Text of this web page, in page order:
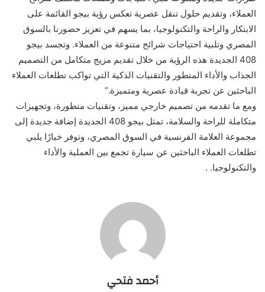
العملاء، وتقديم حلول تنقل عصرية تعكس رؤية بيجو القائمة على
الابتكار والراحة والتكنولوجيا، بما يسهم في تعزيز حضورنا بالسوق
المصري وتلبية احتياجات شرائح متنوعة من العملاء. وتجسد بيجو
408 الجديدة هذه الرؤية من خلال تقديم مزيج متكامل من التصميم
الجذاب والأداء المتطور والتقنيات الذكية التي تواكب تطلعات العملاء
الباحثين عن تجربة قيادة عصرية ومتميزة.”
ومع ما تقدمه من تصميم خارجي مميز، وتقنيات متطورة، وتجهيزات
متكاملة للراحة والسلامة، تمثل بيجو 408 الجديدة إضافة جديدة إلى
مجموعة العلامة الفرنسية في السوق المصري، وتوفر خيارًا يلبي
تطلعات العملاء الباحثين عن سيارة تجمع بين العملية والأداء
والتكنولوجيا. .
أحمد فتحي